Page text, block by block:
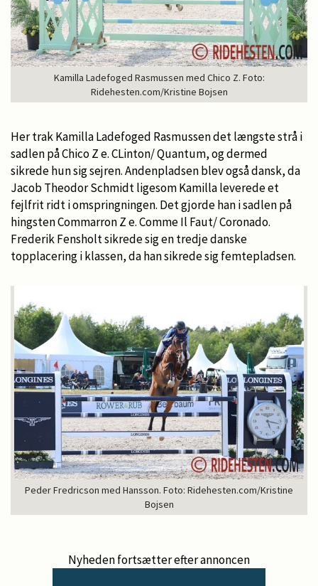
Kamilla Ladefoged Rasmussen med Chico Z. Foto:
Ridehesten.com/Kristine Bojsen
Her trak Kamilla Ladefoged Rasmussen det længste strå i
sadlen på Chico Z e. CLinton/ Quantum, og dermed
sikrede hun sig sejren. Andenpladsen blev også dansk, da
Jacob Theodor Schmidt ligesom Kamilla leverede et
fejlfrit ridt i omspringningen. Det gjorde han i sadlen på
hingsten Commarron Z e. Comme Il Faut/ Coronado.
Frederik Fensholt sikrede sig en tredje danske
topplacering i klassen, da han sikrede sig femtepladsen.
Peder Fredricson med Hansson. Foto: Ridehesten.com/Kristine
Bojsen
Nyheden fortsætter efter annoncen